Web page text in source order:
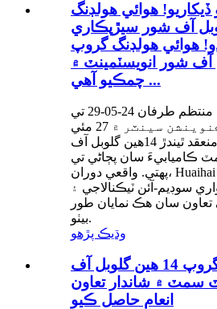
هوائي هولڊنگ
گلوبل آف شور سيڙپڪاري
هوائي هولڊنگ گروپ
آف شور انويسٽمينٽ ۾
چمڪيو آهي ...
منتظم طرفان 24-05-29 تي
بيجنگ نيشنل ڪنوينشن سينٽر ۾ 27 مئي
کان 28 مئي تائين منعقد ٿيندڙ 14هين گلوبل آف
ڪاميابيءَ سان پڄاڻي تي
پهتي. واقعي دوران، Huaihai هولڊنگ گروپ
سوڊيم-آئن ٽيڪنالاجي ۽
تعاون سان هڪ نمايان طور
بيٺو.
وڌيڪ پڙهو
هوائي هولڊنگ گروپ 14 هين گلوبل آف
سمٽ ۾ شاندار تعاون
انعام حاصل ڪيو